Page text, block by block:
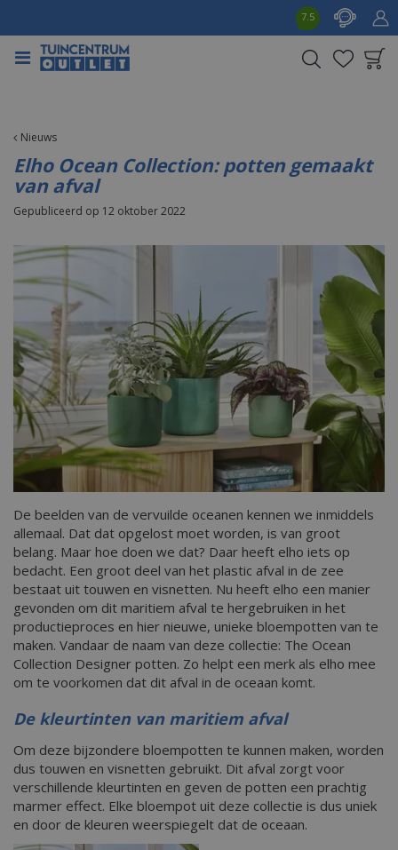
Nieuws
7.5
Elho Ocean Collection: potten gemaakt
van afval
Gepubliceerd op 12 oktober 2022
De beelden van de vervuilde oceanen kennen we inmiddels
allemaal. Dat dat opgelost moet worden, is van groot
belang. Maar hoe doen we dat? Daar heeft elho iets op
bedacht. Een groot deel van het plastic afval in de zee
bestaat uit touwen en visnetten. Nu heeft elho een manier
gevonden om dit maritiem afval te hergebruiken in het
productieproces en hier nieuwe, unieke bloempotten van te
maken. Vandaar de naam van deze collectie: The Ocean
Collection Designer potten. Zo helpt een merk als elho mee
om te voorkomen dat dit afval in de oceaan komt.
De kleurtinten van maritiem afval
Om deze bijzondere bloempotten te kunnen maken, worden
dus touwen en visnetten gebruikt. Dit afval zorgt voor
verschillende kleurtinten en geven de potten een prachtig
marmer effect. Elke bloempot uit deze collectie is dus uniek
en door de kleuren weerspiegelt dat de oceaan.